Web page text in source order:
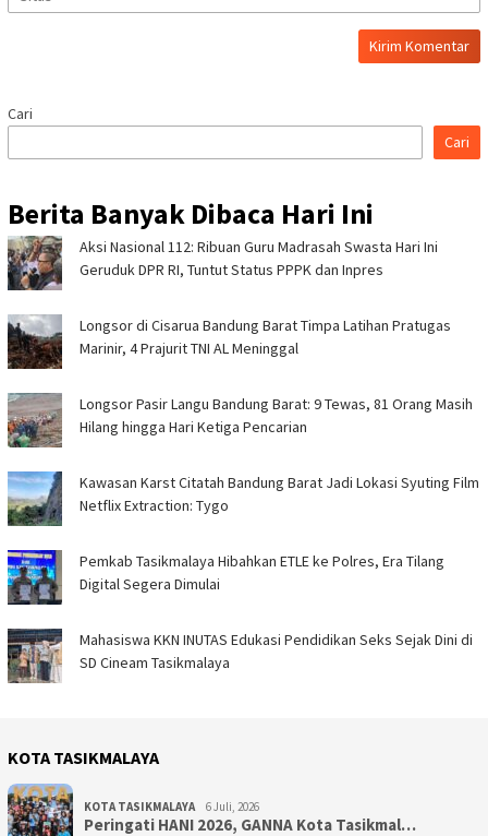
Cari
Cari
Berita Banyak Dibaca Hari Ini
Aksi Nasional 112: Ribuan Guru Madrasah Swasta Hari Ini
Geruduk DPR RI, Tuntut Status PPPK dan Inpres
Longsor di Cisarua Bandung Barat Timpa Latihan Pra­tugas
Marinir, 4 Prajurit TNI AL Meninggal
Longsor Pasir Langu Bandung Barat: 9 Tewas, 81 Orang Masih
Hilang hingga Hari Ketiga Pencarian
Kawasan Karst Citatah Bandung Barat Jadi Lokasi Syuting Film
Netflix Extraction: Tygo
Pemkab Tasikmalaya Hibahkan ETLE ke Polres, Era Tilang
Digital Segera Dimulai
Mahasiswa KKN INUTAS Edukasi Pendidikan Seks Sejak Dini di
SD Cineam Tasikmalaya
KOTA TASIKMALAYA
KOTA TASIKMALAYA 6 Juli, 2026
Peringati HANI 2026, GANNA Kota Tasikmal…